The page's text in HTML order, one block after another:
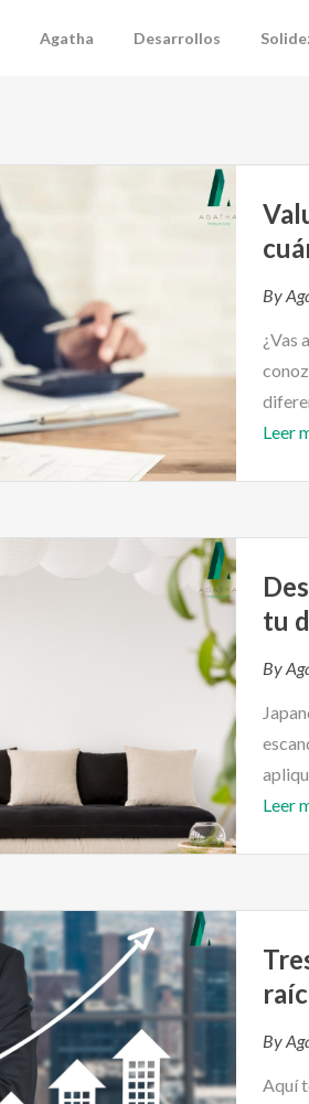
Agatha Desarrollos
By
¿Vas
Leer
tu
By
Leer
By
Aquí